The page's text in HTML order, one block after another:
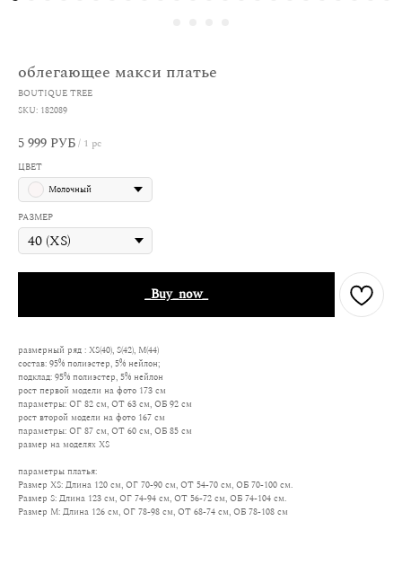
облегающее макси платье
BOUTIQUE TREE
SKU: 182089
5 999 РУБ/ 1 pc
ЦВЕТ
Молочный
РАЗМЕР
_Buy_now_
размерный ряд : XS(40), S(42), M(44)
состав: 95% полиэстер, 5% нейлон;
подклад: 95% полиэстер, 5% нейлон
рост первой модели на фото 173 см
параметры: ОГ 82 см, ОТ 63 см, ОБ 92 см
рост второй модели на фото 167 см
параметры: ОГ 87 см, ОТ 60 см, ОБ 85 см
размер на моделях XS
параметры платья:
Размер XS: Длина 120 см, ОГ 70-90 см, ОТ 54-70 см, ОБ 70-100 см.
Размер S: Длина 123 см, ОГ 74-94 см, ОТ 56-72 см, ОБ 74-104 см.
Размер M: Длина 126 см, ОГ 78-98 см, ОТ 68-74 см, ОБ 78-108 см